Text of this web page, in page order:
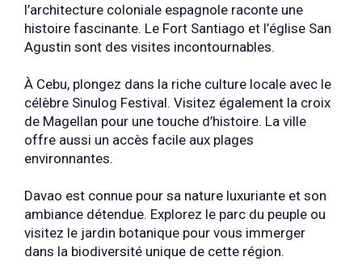
l’architecture coloniale espagnole raconte une
histoire fascinante. Le Fort Santiago et l’église San
Agustin sont des visites incontournables.
À Cebu, plongez dans la riche culture locale avec le
célèbre Sinulog Festival. Visitez également la croix
de Magellan pour une touche d’histoire. La ville
offre aussi un accès facile aux plages
environnantes.
Davao est connue pour sa nature luxuriante et son
ambiance détendue. Explorez le parc du peuple ou
visitez le jardin botanique pour vous immerger
dans la biodiversité unique de cette région.